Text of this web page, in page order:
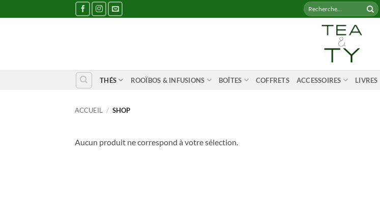
au
Recherche
pour :
THÉS ROOÏBOS & INFUSIONS BOÎTES COFFRETS ACCESSOIRES LIVRES
ACCUEIL / SHOP
Aucun produit ne correspond à votre sélection.